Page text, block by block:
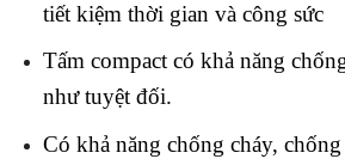
tiết kiệm thời gian và công sức
Tấm compact có khả năng
như tuyệt đối.
Có khả năng chống cháy,